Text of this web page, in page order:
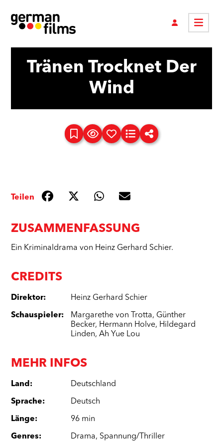
Tränen Trocknet Der
Wind
ZUSAMMENFASSUNG
Ein Kriminaldrama von Heinz Gerhard Schier.
CREDITS
Direktor: Heinz Gerhard Schier
Schauspieler: Margarethe von Trotta, Günther
Becker, Hermann Holve, Hildegard
Linden,Ah Yue Lou
MEHR INFOS
Land: Deutschland
Sprache: Deutsch
Länge: 96 min
Genres: Drama, Spannung/Thriller
Teilen